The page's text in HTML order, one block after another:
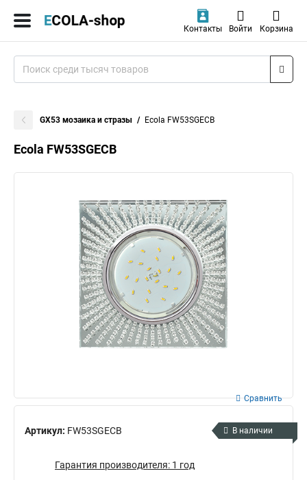
Контакты Войти Корзина
GX53 мозаика и стразы Ecola FW53SGECB
Ecola FW53SGECB
Артикул: FW53SGECB
Сравнить
В наличии
Гарантия производителя: 1 год